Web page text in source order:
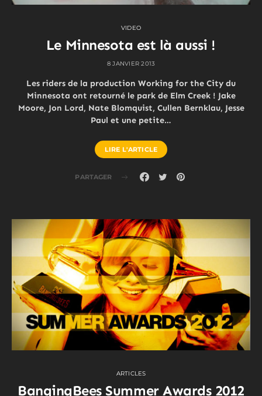
VIDEO
Le Minnesota est là aussi !
8 JANVIER 2013
Les riders de la production Working for the City du
Minnesota ont retourné le park de Elm Creek ! Jake
Moore, Jon Lord, Nate Blomquist, Cullen Bernklau, Jesse
Paul et une petite…
LIRE L'ARTICLE
PARTAGER
ARTICLES
BangingBees Summer Awards 2012